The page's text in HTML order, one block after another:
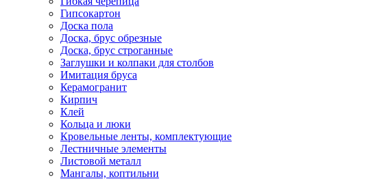
Гипсокартон
Доска пола
Доска, брус обрезные
Доска, брус строганные
Заглушки и колпаки для столбов
Имитация бруса
Керамогранит
Кирпич
Клей
Кольца и люки
Кровельные ленты, комплектующие
Лестничные элементы
Листовой металл
Мангалы, коптильни